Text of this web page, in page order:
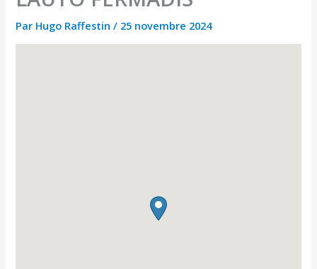
Par Hugo Raffestin/ 25 novembre 2024